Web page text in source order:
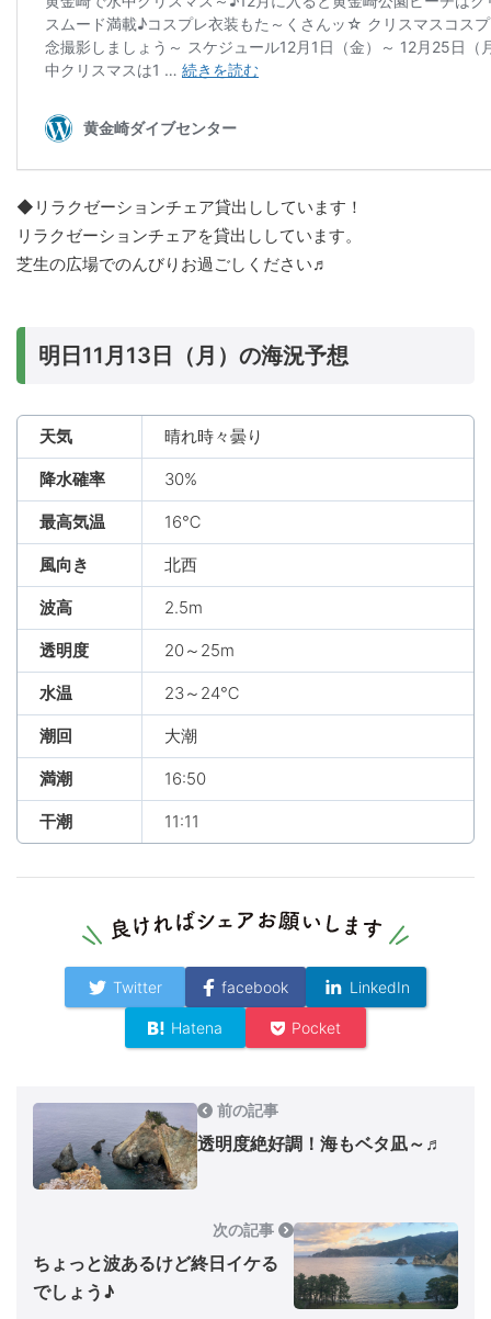
◆リラクゼーションチェア貸出ししています！
リラクゼーションチェアを貸出ししています。
芝生の広場でのんびりお過ごしください♬
明日11月13日（月）の海況予想
天気 晴れ時々曇り
降水確率 30%
最高気温 16℃
風向き 北西
波高 2.5m
透明度 20～25m
水温 23～24℃
潮回 大潮
満潮 16:50
干潮 11:11
Twitter facebook LinkedIn
Hatena Pocket
前の記事
透明度絶好調！海もベタ凪～♬
次の記事
ちょっと波あるけど終日イケる
でしょう♪